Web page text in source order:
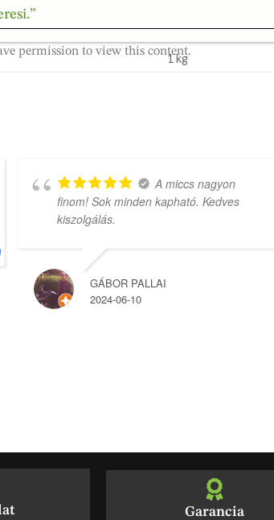
permission to view this content.
1 kg
A miccs nagyon
finom! Sok minden kapható. Kedves
kiszolgálás.
GÁBOR PALLAI
2024-06-10
Garancia